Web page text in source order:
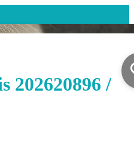
202620896 /